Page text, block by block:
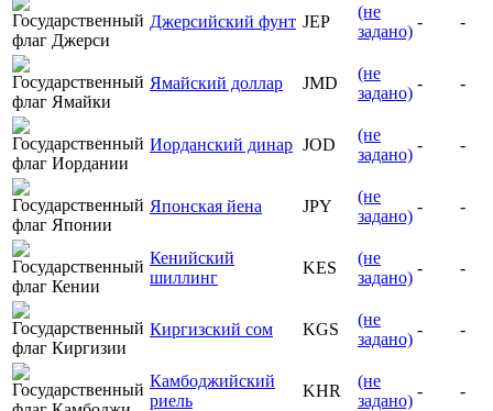
Джерсийский фунт JEP
(не
задано)
- -
Ямайский доллар JMD
(не
задано)
- -
Иорданский динар JOD
(не
задано)
- -
Японская йена JPY
(не
задано)
- -
Кенийский
шиллинг
KES
(не
задано)
- -
Киргизский сом KGS
(не
задано)
- -
Камбоджийский
риель
KHR
(не
задано)
- -